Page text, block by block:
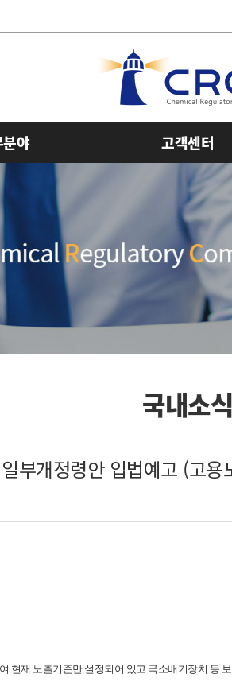
야 고객센터
국내소식
부개정령안 입법예고 (고
현재 노출기준만 설정되어 있고 국소배기장치 등